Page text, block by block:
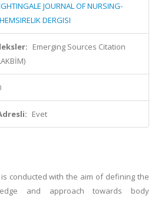
JOURNAL OF NURSING-
DERGISI
Emerging Sources Citation
Evet
conducted with the aim of defining the
and approach towards body